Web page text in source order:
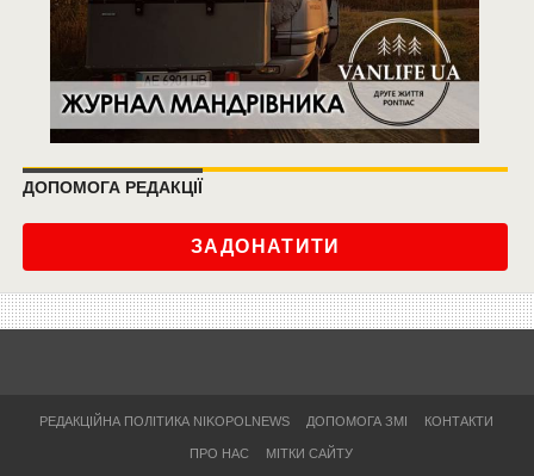
ДОПОМОГА РЕДАКЦІЇ
ЗАДОНАТИТИ
РЕДАКЦІЙНА ПОЛІТИКА NIKOPOLNEWS ДОПОМОГА ЗМІ КОНТАКТИ
ПРО НАС МІТКИ САЙТУ